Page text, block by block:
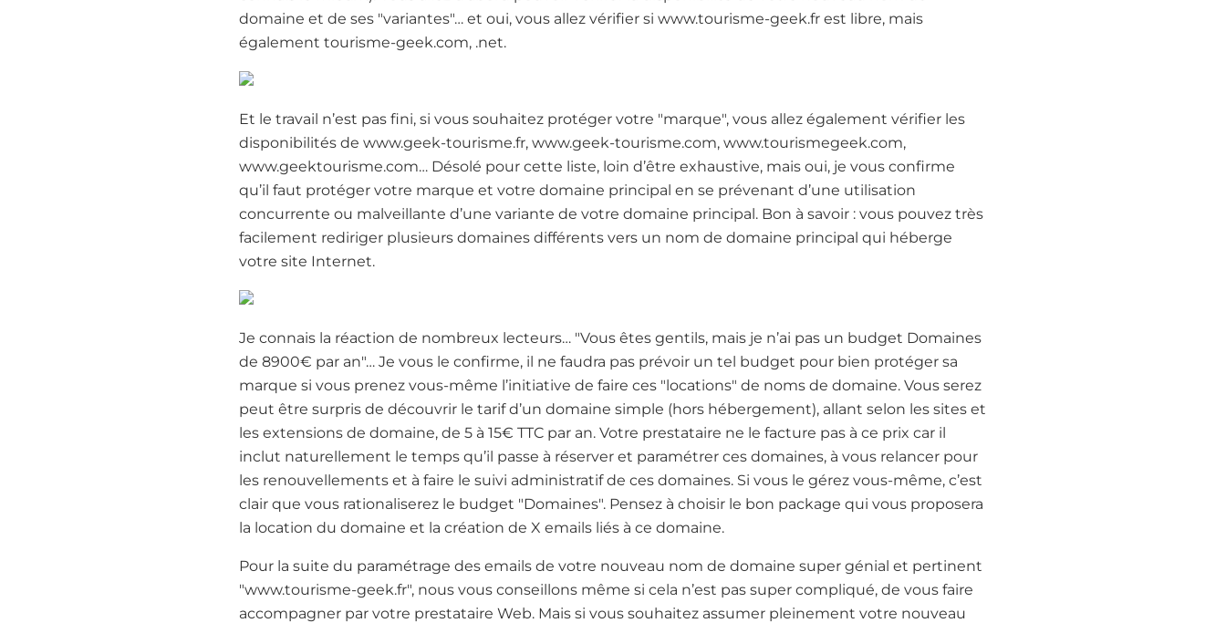
domaine et de ses "variantes"… et oui, vous allez vérifier si www.tourisme-geek.fr est libre, mais
également tourisme-geek.com, .net.
Et le travail n’est pas fini, si vous souhaitez protéger votre "marque", vous allez également vérifier les
disponibilités de www.geek-tourisme.fr, www.geek-tourisme.com, www.tourismegeek.com,
www.geektourisme.com… Désolé pour cette liste, loin d’être exhaustive, mais oui, je vous confirme
qu’il faut protéger votre marque et votre domaine principal en se prévenant d’une utilisation
concurrente ou malveillante d’une variante de votre domaine principal. Bon à savoir : vous pouvez très
facilement rediriger plusieurs domaines différents vers un nom de domaine principal qui héberge
votre site Internet.
Je connais la réaction de nombreux lecteurs… "Vous êtes gentils, mais je n’ai pas un budget Domaines
de 8900€ par an"… Je vous le confirme, il ne faudra pas prévoir un tel budget pour bien protéger sa
marque si vous prenez vous-même l’initiative de faire ces "locations" de noms de domaine. Vous serez
peut être surpris de découvrir le tarif d’un domaine simple (hors hébergement), allant selon les sites et
les extensions de domaine, de 5 à 15€ TTC par an. Votre prestataire ne le facture pas à ce prix car il
inclut naturellement le temps qu’il passe à réserver et paramétrer ces domaines, à vous relancer pour
les renouvellements et à faire le suivi administratif de ces domaines. Si vous le gérez vous-même, c’est
clair que vous rationaliserez le budget "Domaines". Pensez à choisir le bon package qui vous proposera
la location du domaine et la création de X emails liés à ce domaine.
Pour la suite du paramétrage des emails de votre nouveau nom de domaine super génial et pertinent
"www.tourisme-geek.fr", nous vous conseillons même si cela n’est pas super compliqué, de vous faire
accompagner par votre prestataire Web. Mais si vous souhaitez assumer pleinement votre nouveau